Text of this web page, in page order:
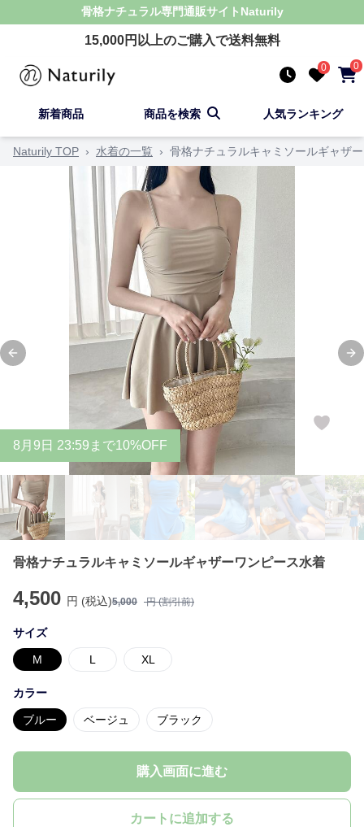
骨格ナチュラル専門通販サイト Naturily
15,000円以上のご購入で送料無料
0 0
新着商品 商品を検索 人気ランキング
Naturily TOP › 水着の一覧 › 骨格ナチュラルキャミソールギャザ
Previous slide
8 月 9 日 23:59まで10%OFF
骨格ナチュラルキャミソールギャザーワンピース水着
4,500 円 (税込)5,000 円 (割引前)
サイズ
M L XL
カラー
ブルー ベージュ ブラック
購入画面に進む
カートに追加する